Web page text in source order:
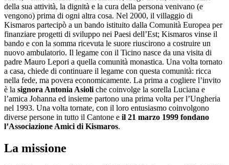
della sua attività, la dignità e la cura della persona venivano (e
vengono) prima di ogni altra cosa. Nel 2000, il villaggio di
Kismaros partecipò a un bando istituito dalla Comunità Europea per
finanziare progetti di sviluppo nei Paesi dell’Est; Kismaros vinse il
bando e con la somma ricevuta le suore riuscirono a costruire un
nuovo ambulatorio. Il legame con il Ticino nasce da una visita di
padre Mauro Lepori a quella comunità monastica. Una volta tornato
a casa, chiede di continuare il legame con questa comunità: ricca
nella fede, ma povera economicamente. La prima a cogliere l’invito
è la signora Antonia Asioli che coinvolge la sorella Luciana e
l’amica Johanna ed insieme partono una prima volta per l’Ungheria
nel 1993. Una volta tornate, con il loro entusiasmo coinvolgono
diverse persone in tutto il Cantone e il 21 marzo 1999 fondano
l’Associazione Amici di Kismaros.
La missione